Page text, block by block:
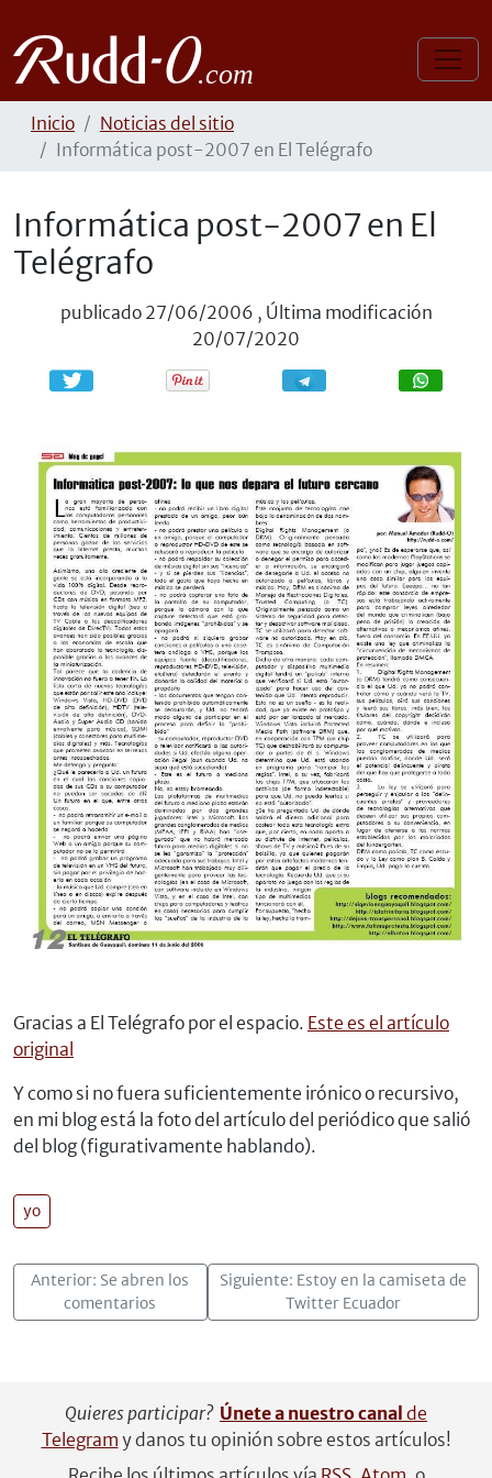
Inicio
Noticias del sitio
Informática post-2007 en El Telégrafo
Informática post-2007 en El
Telégrafo
publicado 27/06/2006 , Última modificación
20/07/2020
Compartir Compartir
Gracias a El Telégrafo por el espacio. Este es el artículo
original
Y como si no fuera suficientemente irónico o recursivo,
en mi blog está la foto del artículo del periódico que salió
del blog (figurativamente hablando).
yo
Anterior: Se abren los
comentarios
Siguiente: Estoy en la camiseta de
Twitter Ecuador
Quieres participar? Únete a nuestro canal de
Telegram y danos tu opinión sobre estos artículos!